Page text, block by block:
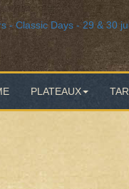
PLATEAUX